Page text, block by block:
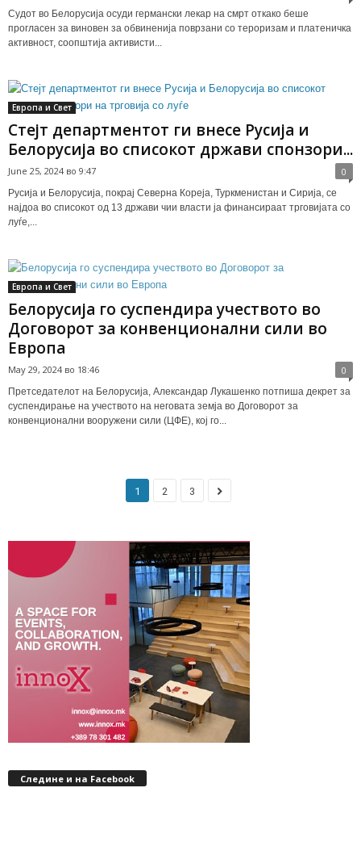
Судот во Белорусија осуди германски лекар на смрт откако беше
прогласен за виновен за обвиненија поврзани со тероризам и платеничка
активност, соопштија активисти...
Европа и Свет
Стејт департментот ги внесе Русија и
Белорусија во списокот држави спонзори...
June 25, 2024 во 9:47 0
Русија и Белорусија, покрај Северна Кореја, Туркменистан и Сирија, се
најдоа во списокот од 13 држави чии власти ја финансираат трговијата со
луѓе,...
Европа и Свет
Белорусија го суспендира учеството во
Договорот за конвенционални сили во
Европа
May 29, 2024 во 18:46 0
Претседателот на Белорусија, Александар Лукашенко потпиша декрет за
суспендирање на учеството на неговата земја во Договорот за
конвенционални вооружени сили (ЦФЕ), кој го...
1 2 3
Следине и на Facebook